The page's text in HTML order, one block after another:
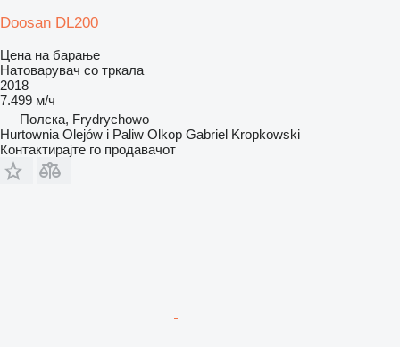
Doosan DL200
Цена на барање
Натоварувач со тркала
2018
7.499 м/ч
Полска, Frydrychowo
Hurtownia Olejów i Paliw Olkop Gabriel Kropkowski
Контактирајте го продавачот